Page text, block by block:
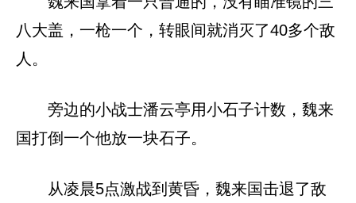
八大盖，一枪一个，转眼间就消灭了40多个敌
人。
旁边的小战士潘云亭用小石子计数，魏来
国打倒一个他放一块石子。
从凌晨5点激战到黄昏，魏来国击退了敌